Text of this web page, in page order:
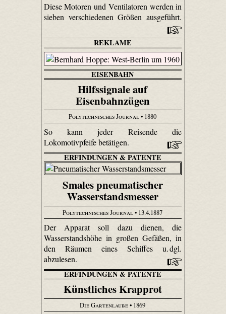
Diese Motoren und Ventilatoren werden in
sieben verschiedenen Größen ausgeführt.
REKLAME
EISENBAHN
Hilfssignale auf
Eisenbahnzügen
Polytechnisches Journal• 1880
So kann jeder Reisende die
Lokomotivpfeife betätigen.
ERFINDUNGEN & PATENTE
Smales pneumatischer
Wasserstandsmesser
Polytechnisches Journal• 13.4.1887
Der Apparat soll dazu dienen, die
Wasserstandshöhe in großen Gefäßen, in
den Räumen eines Schiffes u. dgl.
abzulesen.
ERFINDUNGEN & PATENTE
Künstliches Krapprot
Die Gartenlaube• 1869